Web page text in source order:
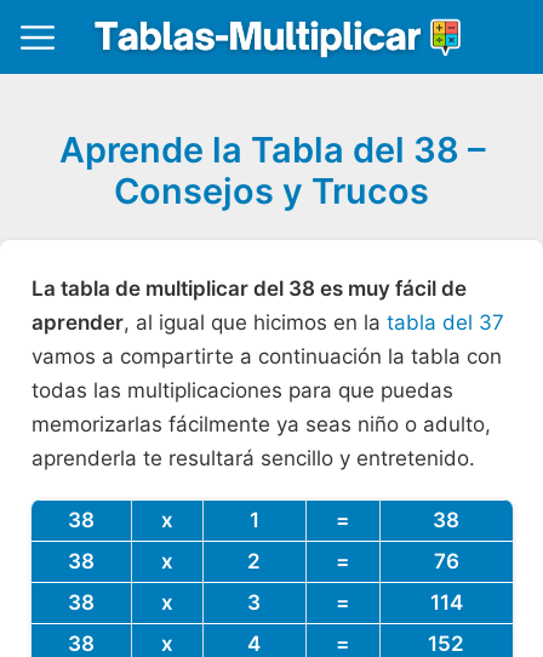
Aprende la Tabla del 38 –
Consejos y Trucos
La tabla de multiplicar del 38 es muy fácil de
aprender, al igual que hicimos en la tabla del 37
vamos a compartirte a continuación la tabla con
todas las multiplicaciones para que puedas
memorizarlas fácilmente ya seas niño o adulto,
aprenderla te resultará sencillo y entretenido.
38 x 1 =
38
38
x 2 =
76
38
x 3 =
114
38
x 4 =
152